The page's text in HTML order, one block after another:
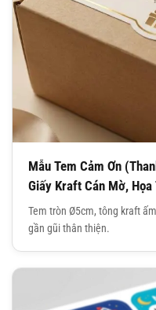
Mẫu Tem Cảm Ơn
Giấy Kraft Cán Mờ,
Tem tròn Ø5cm, tông kraft
gần gũi thân thiện.